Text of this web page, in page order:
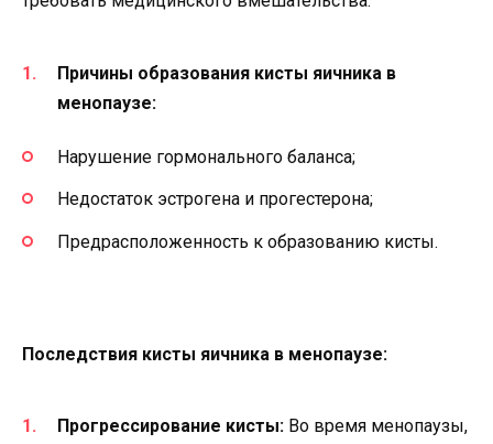
Причины образования кисты яичника в
менопаузе:
Нарушение гормонального баланса;
Недостаток эстрогена и прогестерона;
Предрасположенность к образованию кисты.
Последствия кисты яичника в менопаузе:
Прогрессирование кисты: Во время менопаузы,